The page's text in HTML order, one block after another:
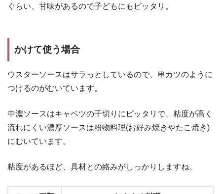
ぐらい、甘味があるので子どもにもピッタリ。
かけて使う場合
ウスターソースはサラっとしているので、串カツのように
つけるのがむいています。
中濃ソースはキャベツの千切りにピッタリで、粘度が高く
流れにくい濃厚ソースは粉物料理(お好み焼きやたこ焼き)
にむいています。
粘度があるほど、具材との絡みがしっかりしますね。